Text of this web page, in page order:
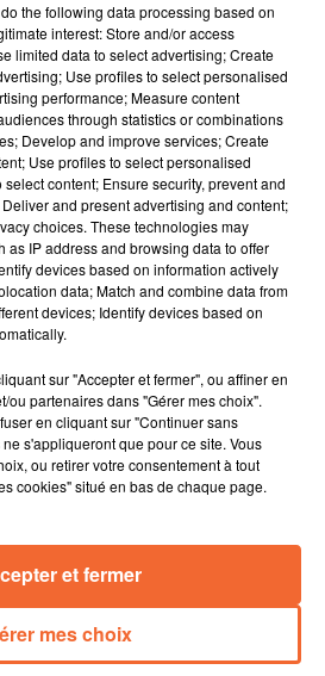
27 sec
12 FÉVRIER (SOIR)
envisage 28 fermetures de
au lycée horticole de Niort qui
Mouiller invité de Public Sénat ce
va accueillir avec le retour sur
Rizzo « D’après une
culte… (photo)
prêts pour 2025
13 min 27 sec
do the following data processing based on
interest: Store and/or access
limited data to select advertising; Create
Use profiles to select personalised
performance; Measure content
through statistics or combinations
Develop and improve services; Create
Use profiles to select personalised
content; Ensure security, prevent and
and present advertising and content;
choices. These technologies may
as IP address and browsing data to offer
devices based on information actively
data; Match and combine data from
devices; Identify devices based on
sur "Accepter et fermer", ou affiner en
ou partenaires dans "Gérer mes choix".
en cliquant sur "Continuer sans
s'appliqueront que pour ce site. Vous
ou retirer votre consentement à tout
cookies" situé en bas de chaque page.
mes choix
et fermer